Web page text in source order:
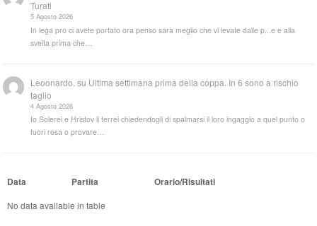
Turati
5 Agosto 2026
In lega pro ci avete portato ora penso sarà meglio che vi levate dalle p...e e alla
svelta prima che…
Leoonardo. su Ultima settimana prima della coppa. In 6 sono a rischio
taglio
4 Agosto 2026
Io Solerei e Hristov li terrei chiedendogli di spalmarsi il loro ingaggio a quel punto o
fuori rosa o provare…
Data Partita Orario/Risultati
No data available in table